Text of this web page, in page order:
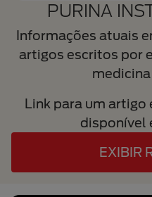
PURINA
Informações atuais
artigos escritos por
Link para um artigo
disponível
EXIBIR